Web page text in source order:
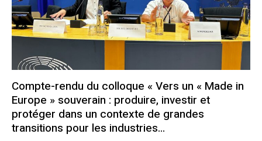
Compte-rendu du colloque « Vers un « Made in
Europe » souverain : produire, investir et
protéger dans un contexte de grandes
transitions pour les industries...